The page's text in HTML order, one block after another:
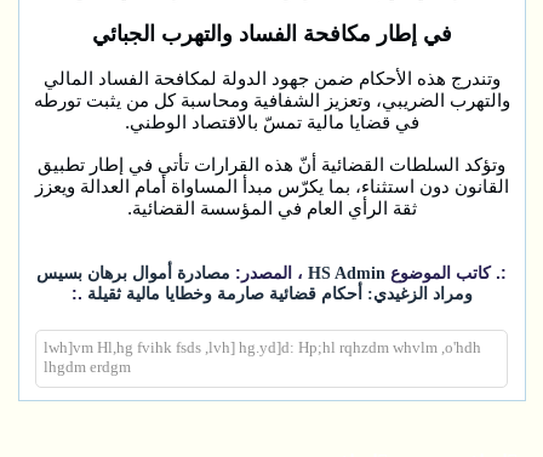
في إطار مكافحة الفساد والتهرب الجبائي
وتندرج هذه الأحكام ضمن جهود الدولة لمكافحة الفساد المالي
والتهرب الضريبي، وتعزيز الشفافية ومحاسبة كل من يثبت تورطه
في قضايا مالية تمسّ بالاقتصاد الوطني.
وتؤكد السلطات القضائية أنّ هذه القرارات تأتي في إطار تطبيق
القانون دون استثناء، بما يكرّس مبدأ المساواة أمام العدالة ويعزز
ثقة الرأي العام في المؤسسة القضائية.
:. كاتب الموضوع HS Admin ، المصدر: مصادرة أموال برهان بسيس
ومراد الزغيدي: أحكام قضائية صارمة وخطايا مالية ثقيلة .:
lwh]vm Hl,hg fvihk fsds ,lvh] hg.yd]d: Hp;hl rqhzdm whvlm ,o'hdh
lhgdm erdgm